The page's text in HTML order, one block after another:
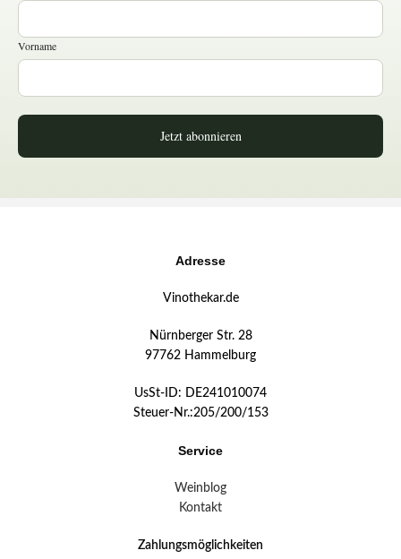
Vorname
Jetzt abonnieren
Adresse
Vinothekar.de
Nürnberger Str. 28
97762 Hammelburg
UsSt-ID: DE241010074
Steuer-Nr.:205/200/153
Service
Weinblog
Kontakt
Zahlungsmöglichkeiten